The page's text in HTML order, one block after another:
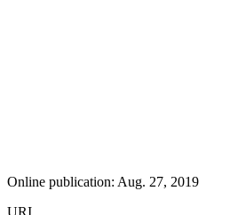
Online publication: Aug. 27, 2019
URI